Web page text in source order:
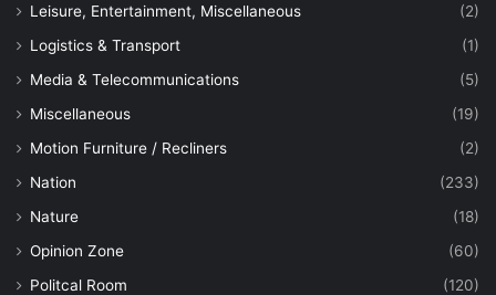
Leisure, Entertainment, Miscellaneous
(2)
Logistics & Transport
(1)
Media & Telecommunications
(5)
Miscellaneous
(19)
Motion Furniture / Recliners
(2)
Nation
(233)
Nature
(18)
Opinion Zone
(60)
Politcal Room
(120)